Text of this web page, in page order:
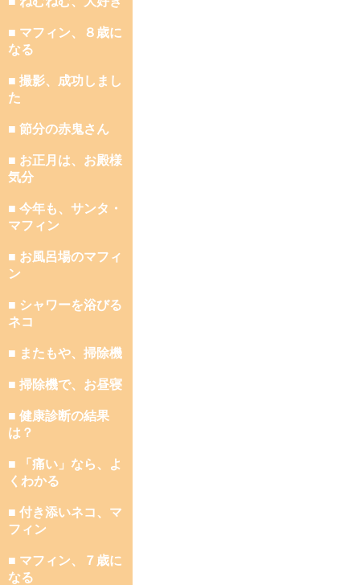
■ マフィン、８歳に
なる
■ 撮影、成功しまし
た
■ 節分の赤鬼さん
■ お正月は、お殿様
気分
■ 今年も、サンタ・
マフィン
■ お風呂場のマフィ
ン
■ シャワーを浴びる
ネコ
■ またもや、掃除機
■ 掃除機で、お昼寝
■ 健康診断の結果
は？
■ 「痛い」なら、よ
くわかる
■ 付き添いネコ、マ
フィン
■ マフィン、７歳に
なる